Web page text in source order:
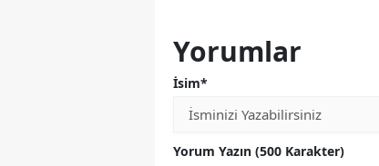
Yorumlar
İsim*
Yorum Yazın (500 Karakter)